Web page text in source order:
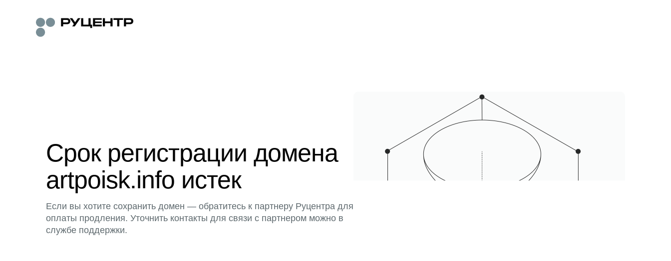
Срок регистрации домена
artpoisk.info истек
Если вы хотите сохранить домен — обратитесь к партнеру Руцентра для
оплаты продления. Уточнить контакты для связи с партнером можно в
службе поддержки.